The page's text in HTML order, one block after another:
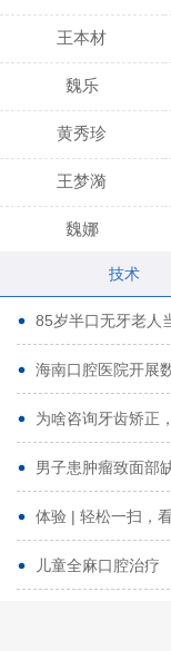
王本材
魏乐
黄秀珍
王梦漪
魏娜
代艳虹
曹香林
姚宗将
林夏羽
路娜
周碧玲
技术
85岁半口无牙老人
海南口腔医院开展
为啥咨询牙齿矫正
男子患肿瘤致面部
体验 | 轻松一扫，
儿童全麻口腔治疗